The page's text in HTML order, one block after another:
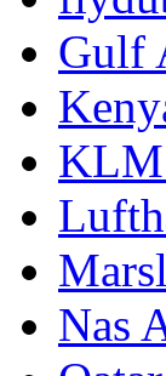
Gulf
KLM
Nas